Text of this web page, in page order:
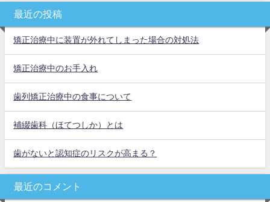
最近の投稿
矯正治療中に装置が外れてしまった場合の対処法
矯正治療中のお手入れ
歯列矯正治療中の食事について
補綴歯科（ほてつしか）とは
歯がないと認知症のリスクが高まる？
最近のコメント